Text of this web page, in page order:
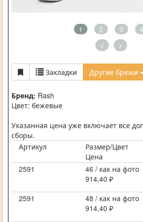
1 2 3 4
< >
Закладки Другие брюки
Бренд: Rash
Цвет: бежевые
Указанная цена уже включает все
сборы.
Артикул
Размер/Цвет
Цена
2591
46 / как на фото
914,40 ₽
2591
48 / как на фото
914,40 ₽